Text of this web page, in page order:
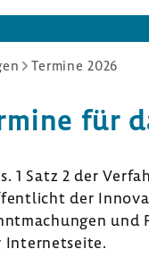
Termine 2026
für
1 Satz 2 der
der
Inter­net­seite.